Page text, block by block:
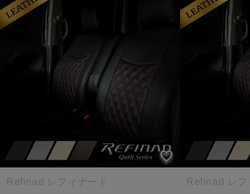
Refinad レフィナード Refinad レフ